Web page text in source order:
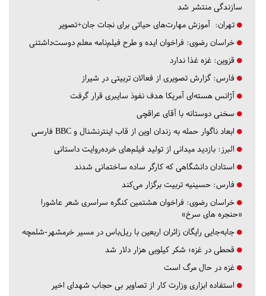
سازندگی منتشر شد
تهران: آموزش مهارت‌های حیاتی برای نجات جان+تصویر
خراسان رضوی: فراخوان ایده و طرح فیلم‌نامه معلم دوست‌داشتنی
قزوین: غزه غذا ندارد
فارس: گزارش تصویری از فعالان تربیتی در شیراز
آژانس هسته‌ای آمریکا هدف نفوذ سایبری قرار گرفت
سخنی دوستانه با آقای عراقچی
ابعاد ناگوار حمله به زندان اوین از قاب اینترنشنال و BBC فارسی
البرز: بازدید میدانی از تولید فیلم‌های خرده‌روایت داستانی
استادان دانشگاهی که کارگر ساده ساختمانی شدند
فارس: حسینیه تربیت برگزار می‌کند
خراسان رضوی: فراخوان هشتمین کنگره سراسری شعر عاشورا
«حنجره های سرخ»
جابه‌جایی رایگان زائران اربعین با ریل‌باس در مسیر خرمشهر-شلمچه
قحطی در غزه؛ شکر کیلویی هزار دلار شد
غزه در حال مرگ است
استفاده ابزاری وزارت کار از تصاویر بی حجاب شهدای اخیر